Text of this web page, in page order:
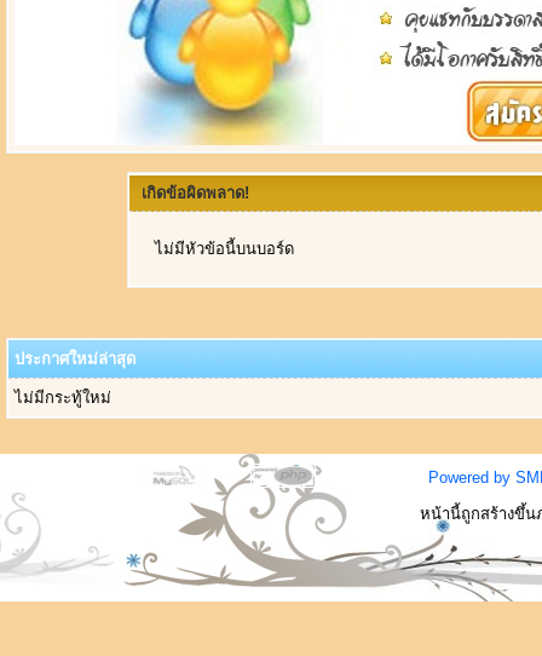
เกิดข้อผิดพลาด!
ไม่มีหัวข้อนี้บนบอร์ด
ประกาศใหม่ล่าสุด
ไม่มีกระทู้ใหม่
Powered by
หน้านี้ถูกสร้างขึ้น